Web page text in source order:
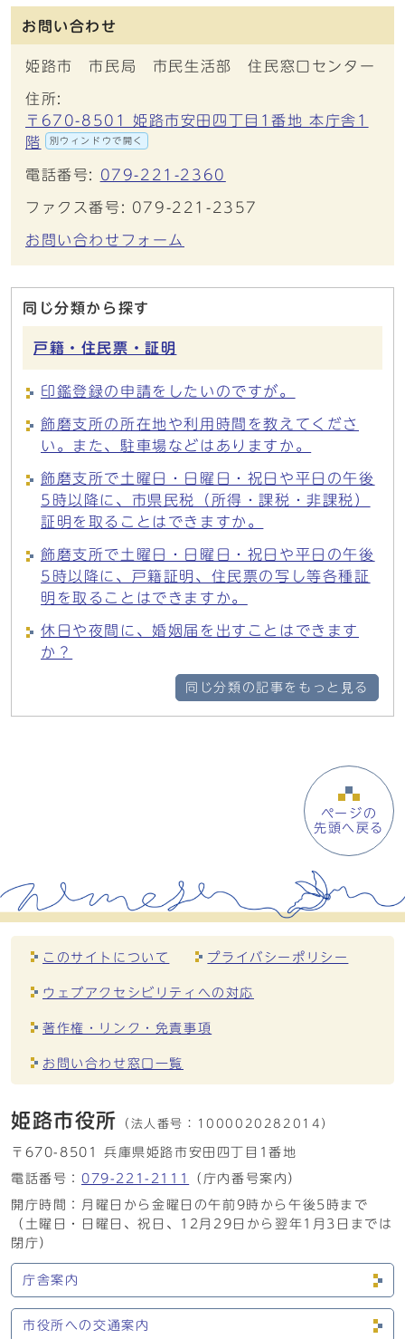
お問い合わせ
姫路市 市民局 市民生活部 住民窓口センター
住所:
〒670-8501 姫路市安田四丁目1番地 本庁舎1
階
別ウィンドウで開く
電話番号: 079-221-2360
ファクス番号: 079-221-2357
お問い合わせフォーム
同じ分類から探す
戸籍・住民票・証明
印鑑登録の申請をしたいのですが。
飾磨支所の所在地や利用時間を教えてくださ
い。また、駐車場などはありますか。
飾磨支所で土曜日・日曜日・祝日や平日の午後
5時以降に、市県民税（所得・課税・非課税）
証明を取ることはできますか。
飾磨支所で土曜日・日曜日・祝日や平日の午後
5時以降に、戸籍証明、住民票の写し等各種証
明を取ることはできますか。
休日や夜間に、婚姻届を出すことはできます
か？
同じ分類の記事をもっと見る
ページの
先頭へ戻る
このサイトについて プライバシーポリシー
ウェブアクセシビリティへの対応
著作権・リンク・免責事項
お問い合わせ窓口一覧
姫路市役所 （法人番号： 1000020282014）
〒670-8501 兵庫県姫路市安田四丁目1番地
電話番号： 079-221-2111
（庁内番号案内）
開庁時間：月曜日から金曜日の午前9時から午後5時まで
（土曜日・日曜日、祝日、12月29日から翌年1月3日までは
閉庁）
庁舎案内
市役所への交通案内